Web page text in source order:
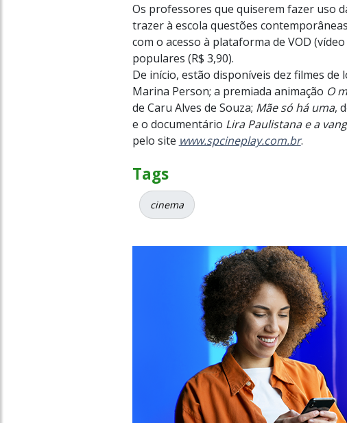
Os professores que quiserem fazer uso
trazer à escola questões
com o acesso à plataforma de VOD
populares (R$ 3,90).
De início, estão disponíveis dez filmes
Marina Person; a premiada animação O
de Caru Alves de Souza; Mãe só há uma,
e o documentário Lira Paulistana e a
pelo site www.spcineplay.com.br.
Tags
cinema